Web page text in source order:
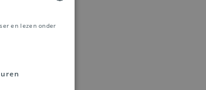
DUTCH
en lezen onder